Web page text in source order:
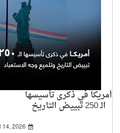
أمريكا في ذكرى تأسيسها
الـ 250 تبييض التاريخ
وتلميع وجه الاستعباد
14, 2026